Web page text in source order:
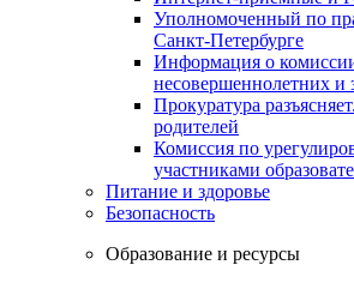
Уполномоченный по
Санкт-Петербурге
Информация о
несовершеннолетних и
Прокуратура
родителей
Комиссия по
участниками
Питание и здоровье
Безопасность
Образование и ресурсы